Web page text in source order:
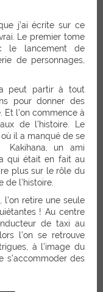
j’ai écrite sur ce
Le premier tome
le lancement de
de personnages,
peut partir à tout
pour donner des
Et l’on commence à
de l’histoire. Le
il a manqué de se
Kakihana, un ami
qui était en fait au
plus sur le rôle du
l’histoire.
retire une seule
!Au centre
de taxi au
l’on se retrouve
à l’image du
s’accommoder des